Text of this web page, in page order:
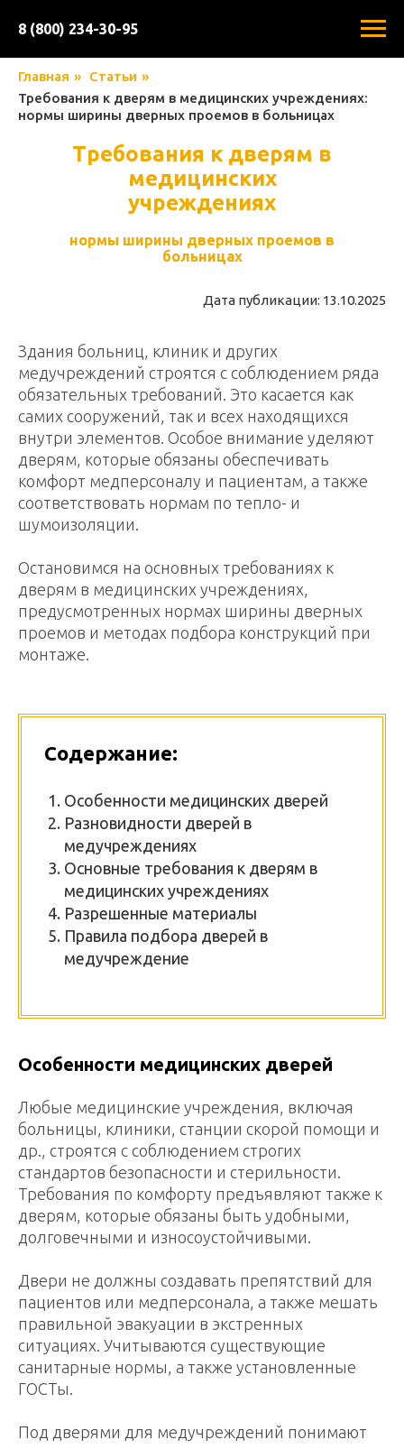
8 (800) 234-30-95
Главная » Статьи »
Требования к дверям в медицинских учреждениях:
нормы ширины дверных проемов в больницах
Требования к дверям в
медицинских
учреждениях
нормы ширины дверных проемов в
больницах
Дата публикации: 13.10.2025
Здания больниц, клиник и других
медучреждений строятся с соблюдением ряда
обязательных требований. Это касается как
самих сооружений, так и всех находящихся
внутри элементов. Особое внимание уделяют
дверям, которые обязаны обеспечивать
комфорт медперсоналу и пациентам, а также
соответствовать нормам по тепло- и
шумоизоляции.
Остановимся на основных требованиях к
дверям в медицинских учреждениях,
предусмотренных нормах ширины дверных
проемов и методах подбора конструкций при
монтаже.
Содержание:
Особенности медицинских дверей
Разновидности дверей в
медучреждениях
Основные требования к дверям в
медицинских учреждениях
Разрешенные материалы
Правила подбора дверей в
медучреждение
Особенности медицинских дверей
Любые медицинские учреждения, включая
больницы, клиники, станции скорой помощи и
др., строятся с соблюдением строгих
стандартов безопасности и стерильности.
Требования по комфорту предъявляют также к
дверям, которые обязаны быть удобными,
долговечными и износоустойчивыми.
Двери не должны создавать препятствий для
пациентов или медперсонала, а также мешать
правильной эвакуации в экстренных
ситуациях. Учитываются существующие
санитарные нормы, а также установленные
ГОСТы.
Под дверями для медучреждений понимают